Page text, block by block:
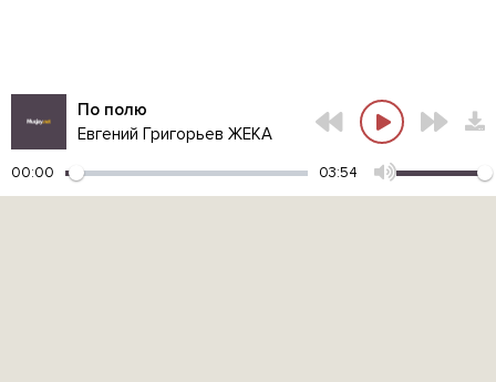
По полю
Евгений Григорьев ЖЕКА
00:00 03:54